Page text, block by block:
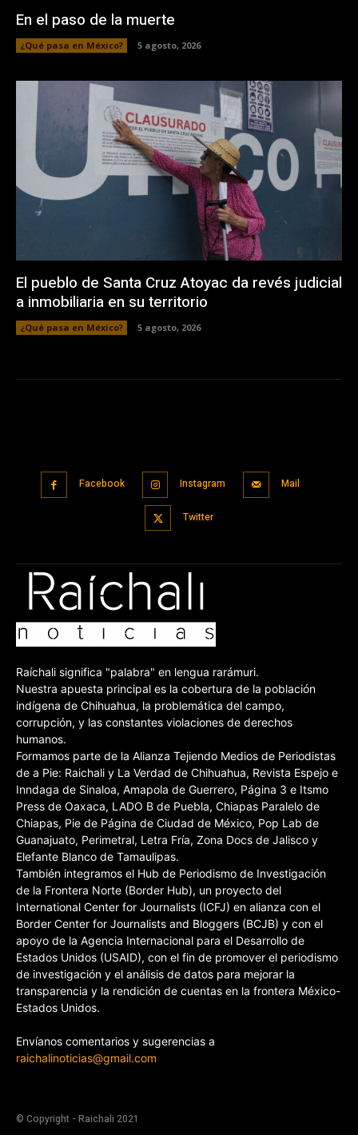
En el paso de la muerte
¿Qué pasa en México? 5 agosto, 2026
El pueblo de Santa Cruz Atoyac da revés judicial
a inmobiliaria en su territorio
¿Qué pasa en México? 5 agosto, 2026
Facebook Instagram Mail
Twitter
Raíchali significa "palabra" en lengua rarámuri.
Nuestra apuesta principal es la cobertura de la población
indígena de Chihuahua, la problemática del campo,
corrupción, y las constantes violaciones de derechos
humanos.
Formamos parte de la Alianza Tejiendo Medios de Periodistas
de a Pie: Raichali y La Verdad de Chihuahua, Revista Espejo e
Inndaga de Sinaloa, Amapola de Guerrero, Página 3 e Itsmo
Press de Oaxaca, LADO B de Puebla, Chiapas Paralelo de
Chiapas, Pie de Página de Ciudad de México, Pop Lab de
Guanajuato, Perimetral, Letra Fría, Zona Docs de Jalisco y
Elefante Blanco de Tamaulipas.
También integramos el Hub de Periodismo de Investigación
de la Frontera Norte (Border Hub), un proyecto del
International Center for Journalists (ICFJ) en alianza con el
Border Center for Journalists and Bloggers (BCJB) y con el
apoyo de la Agencia Internacional para el Desarrollo de
Estados Unidos (USAID), con el fin de promover el periodismo
de investigación y el análisis de datos para mejorar la
transparencia y la rendición de cuentas en la frontera México-
Estados Unidos.
Envíanos comentarios y sugerencias a
raichalinoticias@gmail.com
© Copyright - Raichali 2021